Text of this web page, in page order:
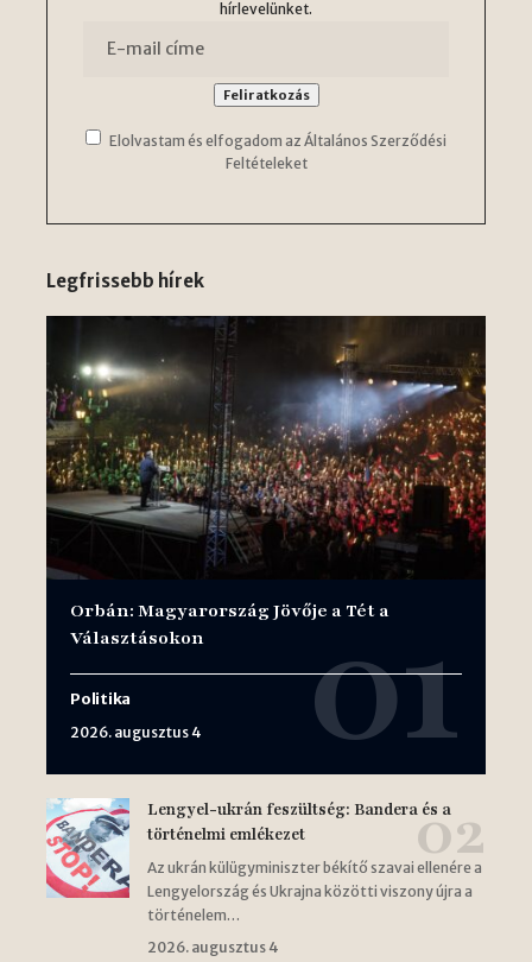
hírlevelünket.
Elolvastam és elfogadom az Általános Szerződési
Feltételeket
Legfrissebb hírek
Orbán: Magyarország Jövője a Tét a
Választásokon
Politika
2026. augusztus 4
Lengyel-ukrán feszültség: Bandera és a
történelmi emlékezet
Az ukrán külügyminiszter békítő szavai ellenére a
Lengyelország és Ukrajna közötti viszony újra a
történelem…
2026. augusztus 4